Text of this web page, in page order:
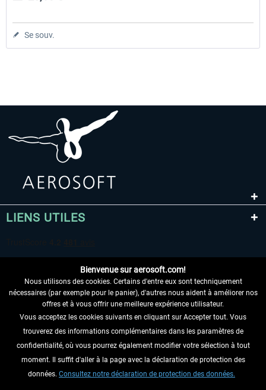
Se souv.
LIENS UTILES
RENONCER AU CONTRAT ICI
INFORMATIONS
NE MANQUEZ PAS LES DERNIÈRES
Bienvenue sur aerosoft.com!
Nous utilisons des cookies. Certains d'entre eux sont techniquement
nécessaires (par exemple pour le panier), d'autres nous aident à améliorer nos
offres et à vous offrir une meilleure expérience utilisateur.
Vous acceptez les cookies suivants en cliquant sur Accepter tout. Vous
trouverez des informations complémentaires dans les paramètres de
confidentialité, où vous pourrez également modifier votre sélection à tout
moment. Il suffit d'aller à la page avec la déclaration de protection des
données. Consultez notre déclaration de protection des données.